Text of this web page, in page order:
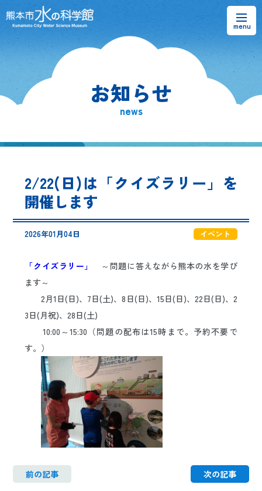
熊本市水の科学館とは
水のラーニングフィールド
お問い合わせ
日本語 ENGLISH 中文 한국어
お知らせ
news
2/22(日)は「クイズラリー」を
開催します
2026年01月04日 イベント
「クイズラリー」
～問題に答えながら熊本の水を学び
ます～
2月1日(日)、7日(土)、8日(日)、15日(日)、22日(日)、2
3日(月祝)、28日(土)
10:00～15:30（問題の配布は15時まで。予約不要で
す。）
ｋｋ
前の記事 次の記事